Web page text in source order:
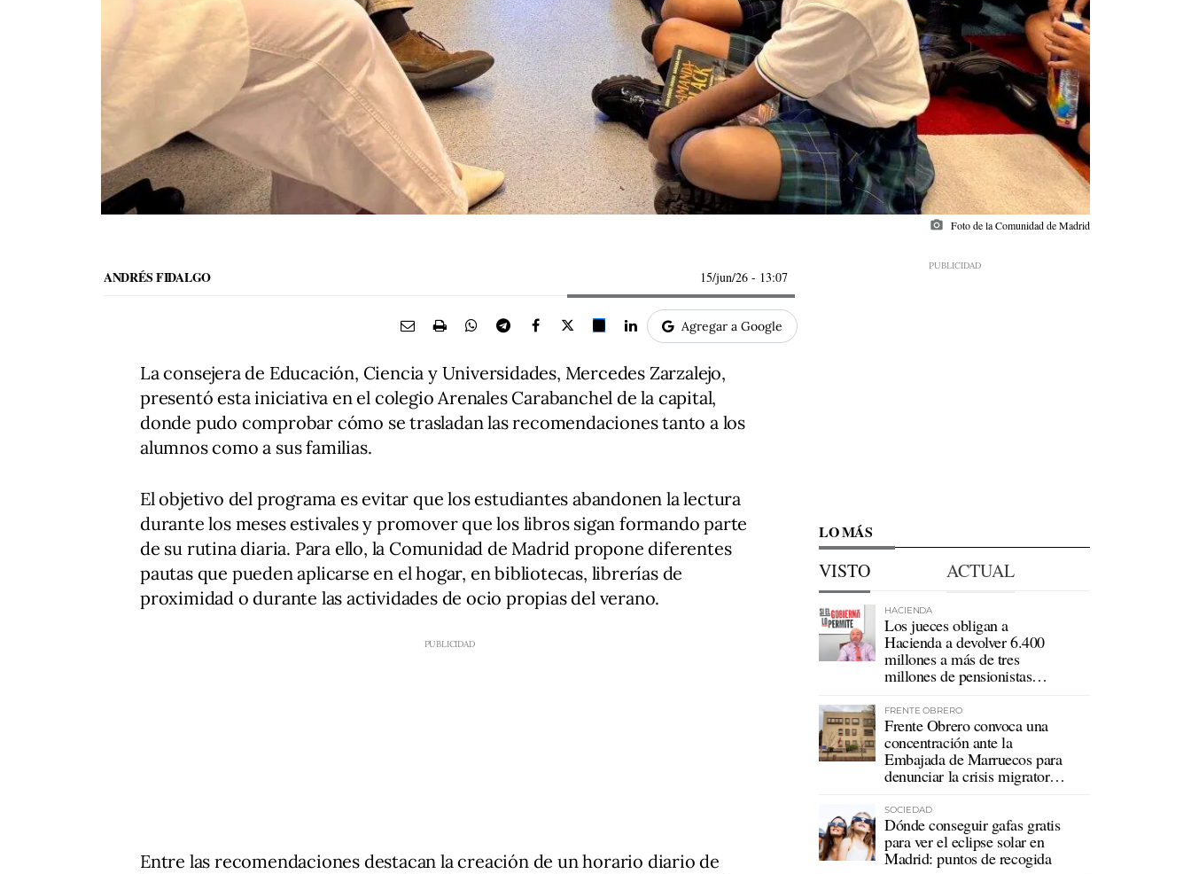
photo_camera Foto de la Comunidad de Madrid
ANDRÉS FIDALGO 15/jun/26 - 13:07
Agregar a Google
La consejera de Educación, Ciencia y Universidades, Mercedes Zarzalejo,
presentó esta iniciativa en el colegio Arenales Carabanchel de la capital,
donde pudo comprobar cómo se trasladan las recomendaciones tanto a los
alumnos como a sus familias.
El objetivo del programa es evitar que los estudiantes abandonen la lectura
durante los meses estivales y promover que los libros sigan formando parte
de su rutina diaria. Para ello, la Comunidad de Madrid propone diferentes
pautas que pueden aplicarse en el hogar, en bibliotecas, librerías de
proximidad o durante las actividades de ocio propias del verano.
Entre las recomendaciones destacan la creación de un horario diario de
LO MÁS
VISTO ACTUAL
HACIENDA
Los jueces obligan a
Hacienda a devolver 6.400
millones a más de tres
millones de pensionistas
FRENTE OBRERO
Frente Obrero convoca una
concentración ante la
Embajada de Marruecos para
denunciar la crisis migratoria
SOCIEDAD
Dónde conseguir gafas gratis
para ver el eclipse solar en
Madrid: puntos de recogida